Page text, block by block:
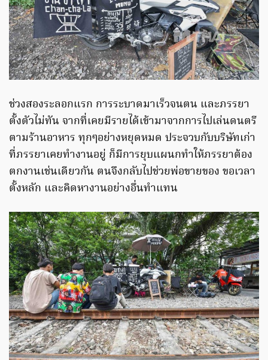
ช่วงสองระลอกแรก การระบาดมาเร็วจนตน และภรรยา
ตั้งตัวไม่ทัน จากที่เคยมีรายได้เข้ามาจากการไปเล่นดนตรี
ตามร้านอาหาร ทุกๆอย่างหยุดหมด ประจวบกับบริษัทเก่า
ที่ภรรยาเคยทำงานอยู่ ก็มีการยุบแผนกทำให้ภรรยาต้อง
ตกงานเช่นเดียวกัน ตนจึงกลับไปช่วยพ่อขายของ ขอเวลา
ตั้งหลัก และคิดหางานอย่างอื่นทำแทน